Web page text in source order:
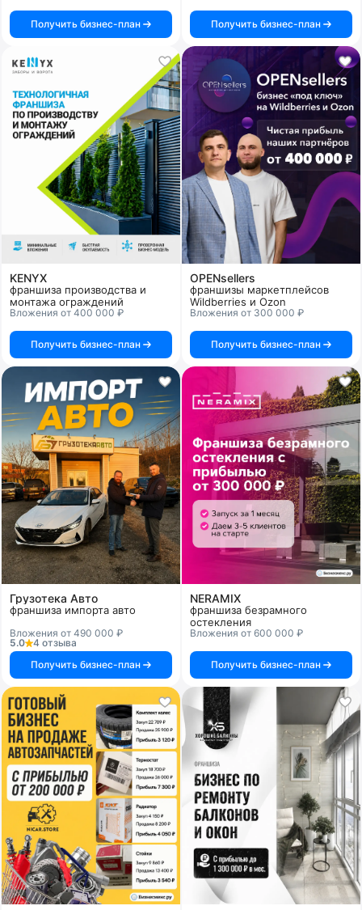
Получить бизнес-план Получить бизнес-план
KENYX
франшиза производства и
монтажа ограждений
Вложения от 400 000 ₽
Получить бизнес-план
OPENsellers
франшизы маркетплейсов
Wildberries и Ozon
Вложения от 300 000 ₽
Получить бизнес-план
Грузотека Авто
франшиза импорта авто
Вложения от 490 000 ₽
5.0
4 отзыва
Получить бизнес-план
NERAMIX
франшиза безрамного
остекления
Вложения от 600 000 ₽
Получить бизнес-план